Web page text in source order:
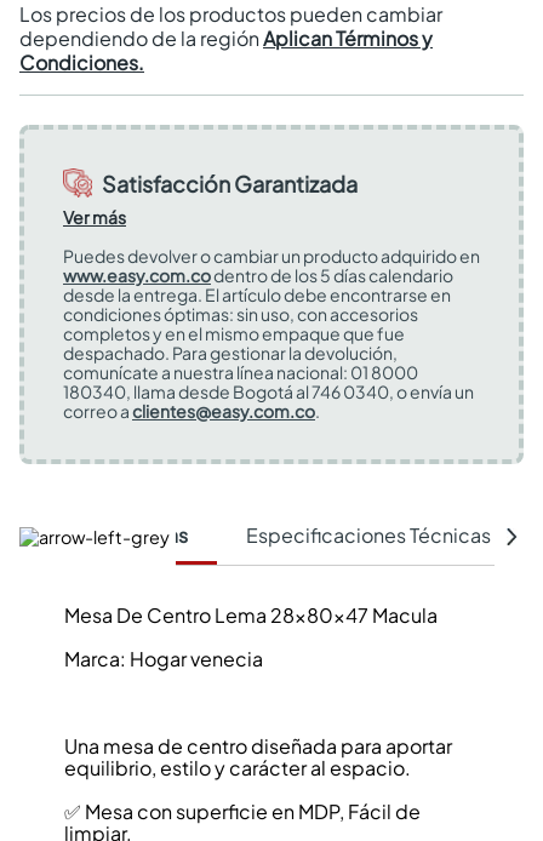
Los precios de los productos pueden cambiar
dependiendo de la regiónAplican Términos y
Condiciones.
Satisfacción Garantizada
Ver más
Puedes devolver o cambiar un producto adquirido en
www.easy.com.codentro de los 5 días calendario
desde la entrega. El artículo debe encontrarse en
condiciones óptimas: sin uso, con accesorios
completos y en el mismo empaque que fue
despachado. Para gestionar la devolución,
comunícate a nuestra línea nacional: 01 8000
180340, llama desde Bogotá al 746 0340, o envía un
correo aclientes@easy.com.co.
Características Especificaciones Técnicas
Mesa De Centro Lema 28x80x47 Macula
Marca: Hogar venecia
Una mesa de centro diseñada para aportar
equilibrio, estilo y carácter al espacio.
✅ Mesa con superficie en MDP, Fácil de
limpiar.